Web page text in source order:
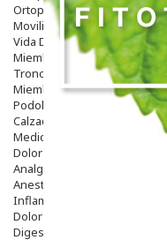
Ortopedia - Accesorios
Movilidad
Vida Diaria
Miembro Superior
Tronco
Miembro Inferior
Podología
Calzado
Medicamentos
Dolor E Inflamación
Analgésicos
Anestésicos
Inflamación Articulaciones
Dolor Muscular / Articular
Digestivo